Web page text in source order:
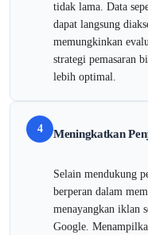
tidak lama. Data
dapat langsung
memungkinkan
strategi pemasaran
lebih optimal.
4 Meningkatkan
Selain mendukung
berperan dalam
menayangkan iklan
Google.